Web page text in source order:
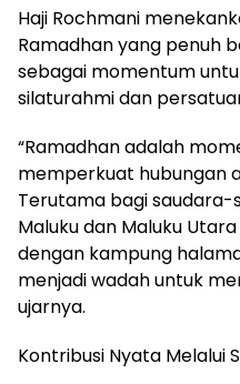
Haji Rochmani
Ramadhan yang penuh
sebagai momentum
silaturahmi dan
“Ramadhan adalah
memperkuat hubungan
Terutama bagi
Maluku dan Maluku
dengan kampung
menjadi wadah untuk
ujarnya.
Kontribusi Nyata Melalui